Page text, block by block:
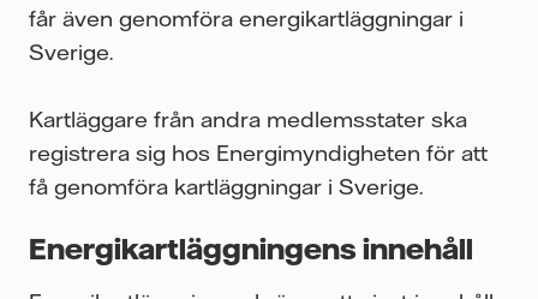
får även genomföra energikartläggningar i
Sverige.
Kartläggare från andra medlemsstater ska
registrera sig hos Energimyndigheten för att
få genomföra kartläggningar i Sverige.
Energikartläggningens innehåll